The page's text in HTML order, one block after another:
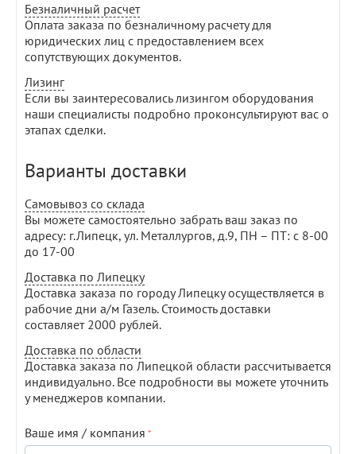
Безналичный расчет
Оплата заказа по безналичному расчету для
юридических лиц с предоставлением всех
сопутствующих документов.
Лизинг
Если вы заинтересовались лизингом оборудования
наши специалисты подробно проконсультируют вас о
этапах сделки.
Варианты доставки
Самовывоз со склада
Вы можете самостоятельно забрать ваш заказ по
адресу: г.Липецк, ул. Металлургов, д.9, ПН – ПТ: с 8-00
до 17-00
Доставка по Липецку
Доставка заказа по городу Липецку осуществляется в
рабочие дни а/м Газель. Стоимость доставки
составляет 2000 рублей.
Доставка по области
Доставка заказа по Липецкой области рассчитывается
индивидуально. Все подробности вы можете уточнить
у менеджеров компании.
Ваше имя / компания